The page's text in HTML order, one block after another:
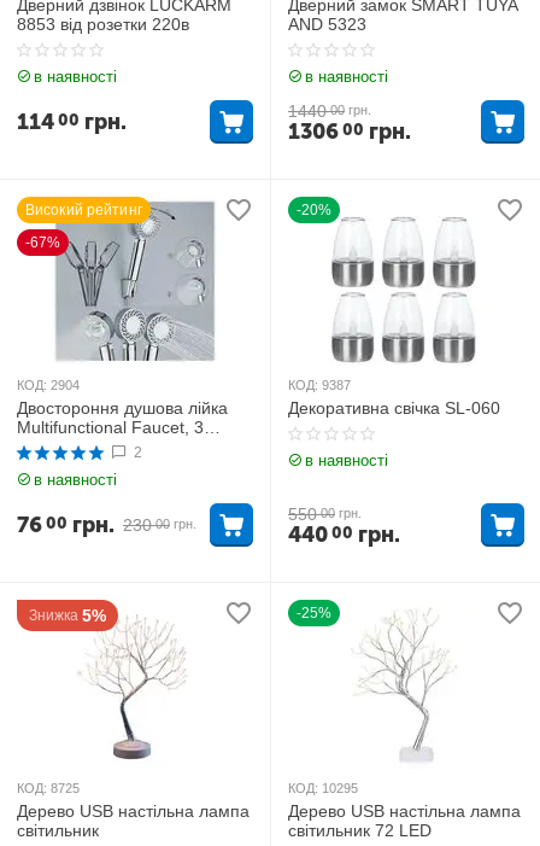
Дверний дзвінок LUCKARM
8853 від розетки 220в
в наявності
11400 грн.
Дверний замок SMART TUYA
AND 5323
в наявності
1440 00 грн.
130600 грн.
Високий рейтинг
-67%
КОД: 2904
Двостороння душова лійка
Multifunctional Faucet, 3
режими поливу2
в наявності
230 00 грн.
7600 грн.
-20%
КОД: 9387
Декоративна свічка SL-060
в наявності
550 00 грн.
44000 грн.
Знижка 5%
КОД: 8725
Дерево USB настільна лампа
світильник
-25%
КОД: 10295
Дерево USB настільна лампа
світильник 72 LED